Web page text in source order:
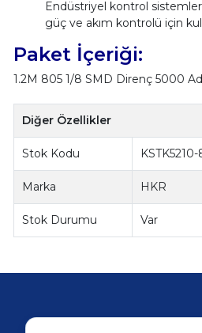
Endüstriyel kontrol
güç ve akım kontrolü için
Paket İçeriği:
1.2M 805 1/8 SMD Direnç 5000
Diğer Özellikler
Stok Kodu
Marka HKR
Stok Durumu Var